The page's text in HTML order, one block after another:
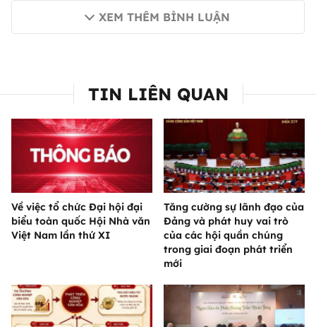
XEM THÊM BÌNH LUẬN
TIN LIÊN QUAN
Về việc tổ chức Đại hội đại
biểu toàn quốc Hội Nhà văn
Việt Nam lần thứ XI
Tăng cường sự lãnh đạo của
Đảng và phát huy vai trò
của các hội quần chúng
trong giai đoạn phát triển
mới